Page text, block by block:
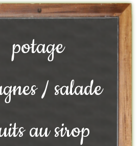
potage
/ salade
au sirop